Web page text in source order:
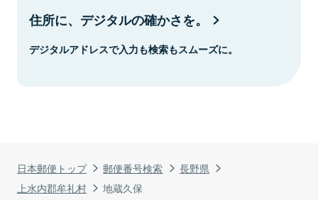
日本郵便トップ 郵便番号検索
長野県
上水内郡牟礼村
地蔵久保
住所に、デジタルの確かさを。
デジタルアドレスで入力も検索もスムーズに。